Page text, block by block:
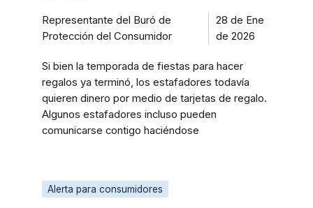
Representante del Buró de
Protección del Consumidor
28 de Ene
de 2026
Si bien la temporada de fiestas para hacer
regalos ya terminó, los estafadores todavía
quieren dinero por medio de tarjetas de regalo.
Algunos estafadores incluso pueden
comunicarse contigo haciéndose
Alerta para consumidores